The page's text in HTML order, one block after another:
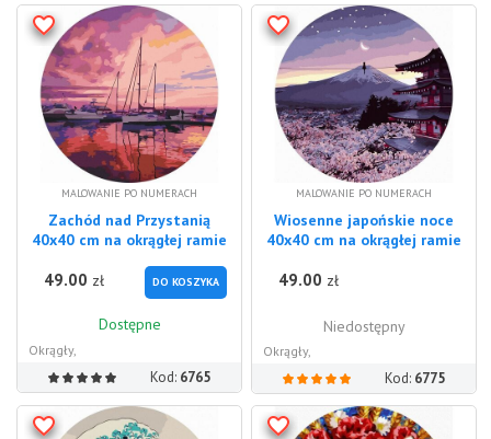
MALOWANIE PO NUMERACH
Zachód nad Przystanią
40x40 cm na okrągłej ramie
49.00 zł DO KOSZYKA
Dostępne
Okrągły,
Kod: 6765
MALOWANIE PO NUMERACH
Wiosenne japońskie noce
40x40 cm na okrągłej ramie
49.00 zł
Niedostępny
Okrągły,
Kod: 6775